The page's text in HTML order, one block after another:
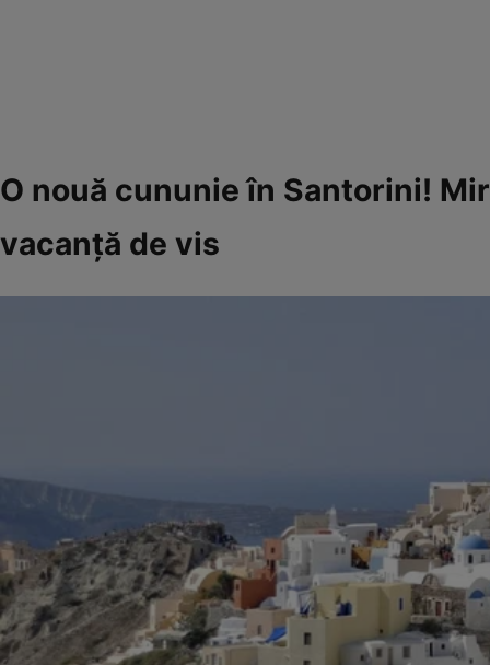
O nouă cununie în Santorini!
vacanță de vis